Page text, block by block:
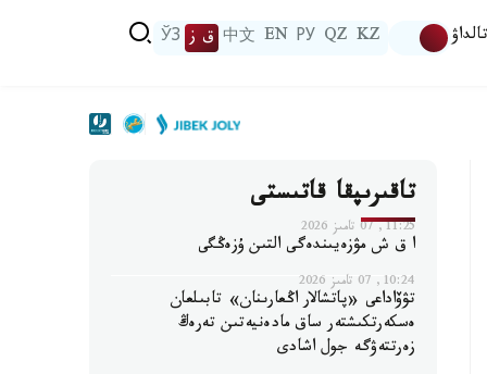
تالداۋ KZ
QZ
РУ
EN
中文 ق ز ЎЗ
تاقىرىپقا قاتىستى
11:25, 07 تامىز 2026
ا ق ش مۋزەيىندەگى التىن ۇزەڭگى
10:24, 07 تامىز 2026
تۋۆاداعى «پاتشالار اڭعارىنان» تابىلعان
ەسكەرتكىشتەر ساق مادەنيەتىن تەرەڭ
زەرتتەۋگە جول اشادى